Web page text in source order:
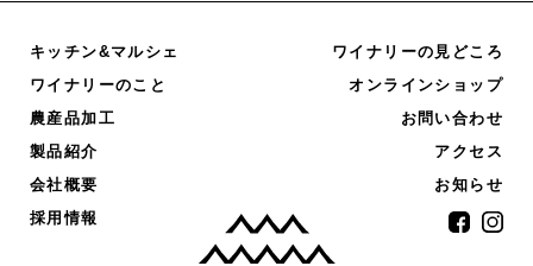
キッチン&マルシェ
ワイナリーのこと
農産品加工
製品紹介
会社概要
採用情報
ワイナリーの見どころ
オンラインショップ
お問い合わせ
アクセス
お知らせ